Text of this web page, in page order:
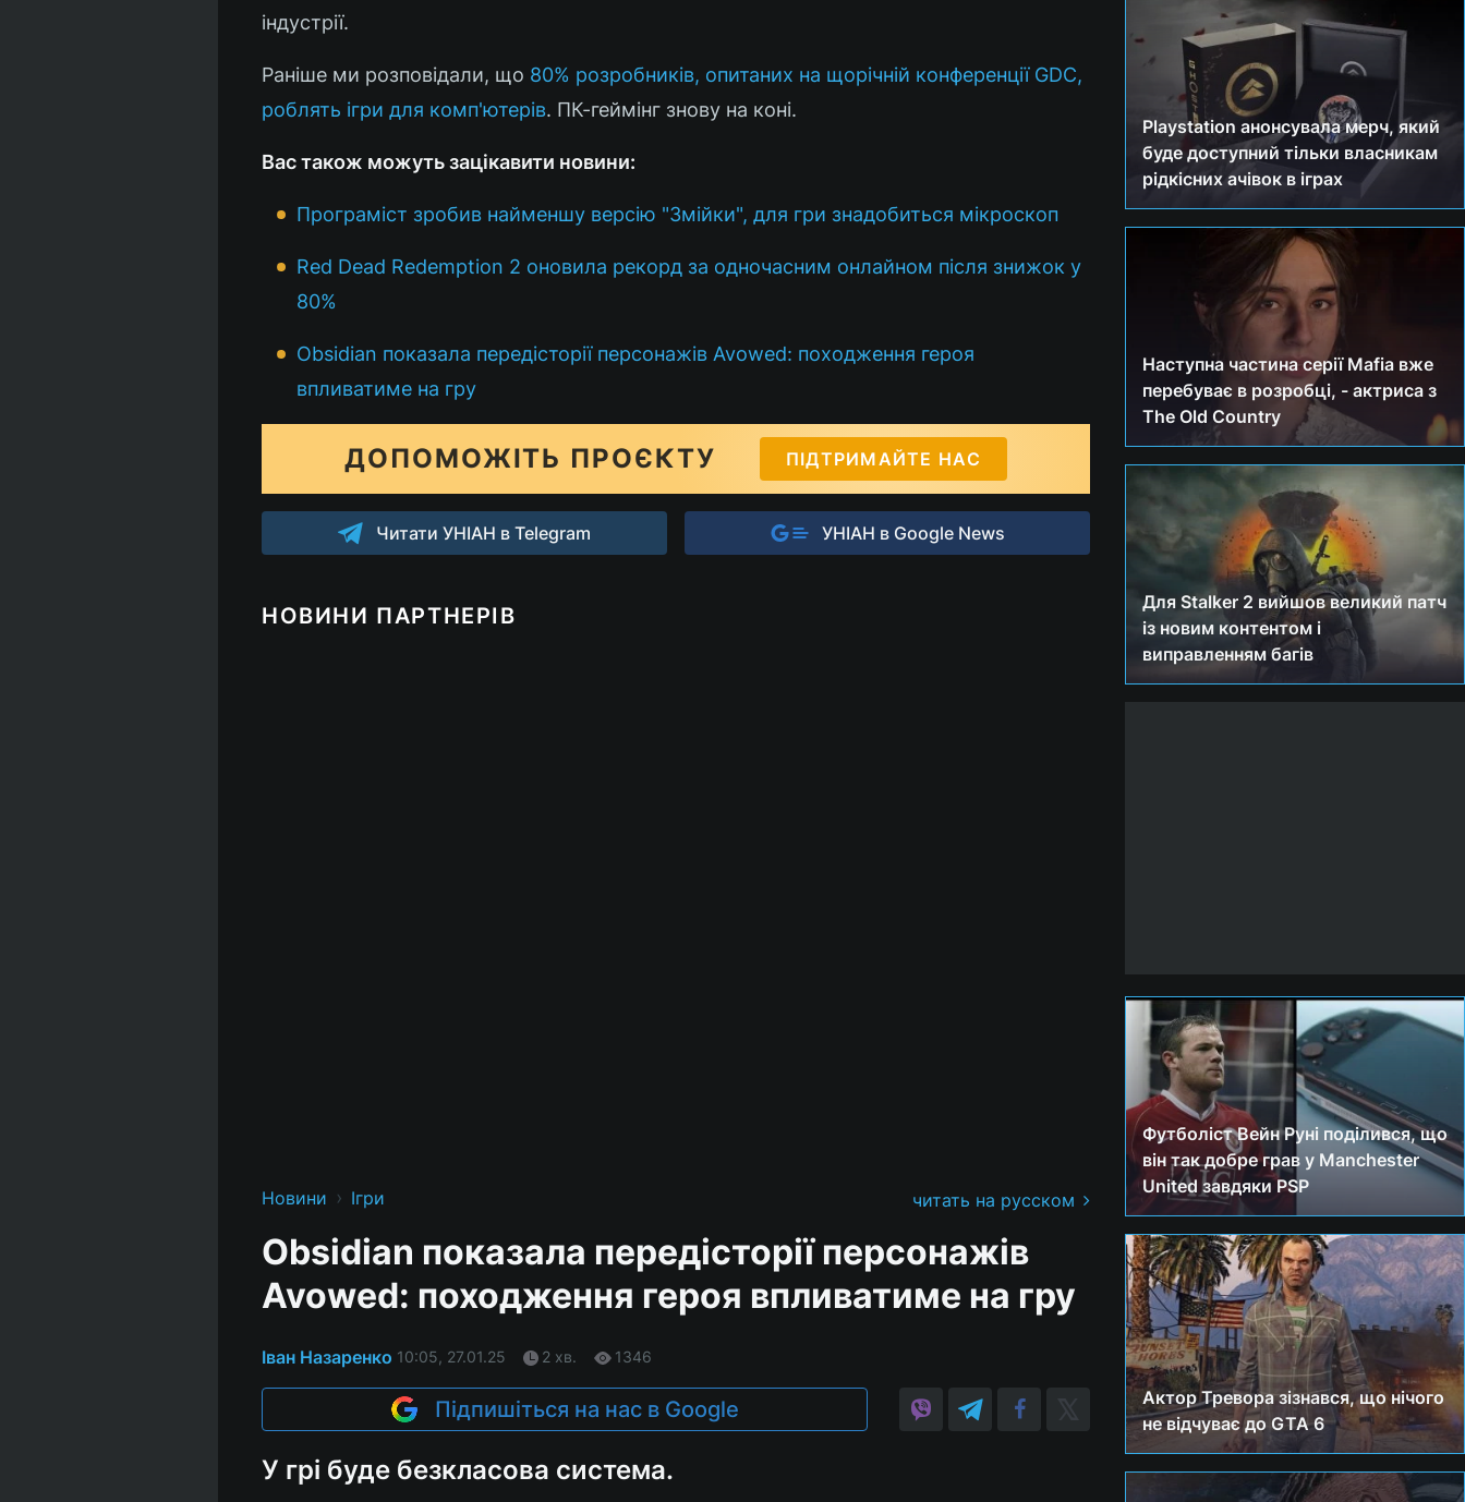
індустрії.
Раніше ми розповідали, що 80% розробників, опитаних на щорічній конференції GDC,
роблять ігри для комп'ютерів. ПК-геймінг знову на коні.
Вас також можуть зацікавити новини:
Програміст зробив найменшу версію "Змійки", для гри знадобиться мікроскоп
Red Dead Redemption 2 оновила рекорд за одночасним онлайном після знижок у
80%
Obsidian показала передісторії персонажів Avowed: походження героя
впливатиме на гру
ДОПОМОЖІТЬ ПРОЄКТУ ПІДТРИМАЙТЕ НАС
Читати УНІАН в Telegram УНІАН в Google News
НОВИНИ ПАРТНЕРІВ
Новини › Ігри читать на русском
Obsidian показала передісторії персонажів
Avowed: походження героя впливатиме на гру
Іван Назаренко 10:05, 27.01.25 2 хв. 1346
Підпишіться на нас в Google
У грі буде безкласова система.
Playstation анонсувала мерч, який
буде доступний тільки власникам
рідкісних ачівок в іграх
Наступна частина серії Mafia вже
перебуває в розробці, - актриса з
The Old Country
Для Stalker 2 вийшов великий патч
із новим контентом і
виправленням багів
Футболіст Вейн Руні поділився, що
він так добре грав у Manchester
United завдяки PSP
Актор Тревора зізнався, що нічого
не відчуває до GTA 6